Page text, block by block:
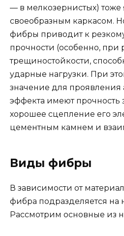
— в мелкозернистых) тоже
своеобразным каркасом.
фибры приводит к
прочности (особенно, при
трещиностойкости,
ударные нагрузки. При
значение для
эффекта имеют прочность
хорошее сцепление его
цементным камнем и
Виды фибры
В зависимости от
фибра подразделяется на
Рассмотрим основные из